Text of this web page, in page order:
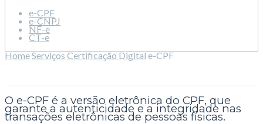
e-CPF
e-CNPJ
NF-e
CT-e
HomeServiçosCertificação Digitale-CPF
O e-CPF é a versão eletrônica do CPF, que
garante a autenticidade e a integridade nas
transações eletrônicas de pessoas físicas.